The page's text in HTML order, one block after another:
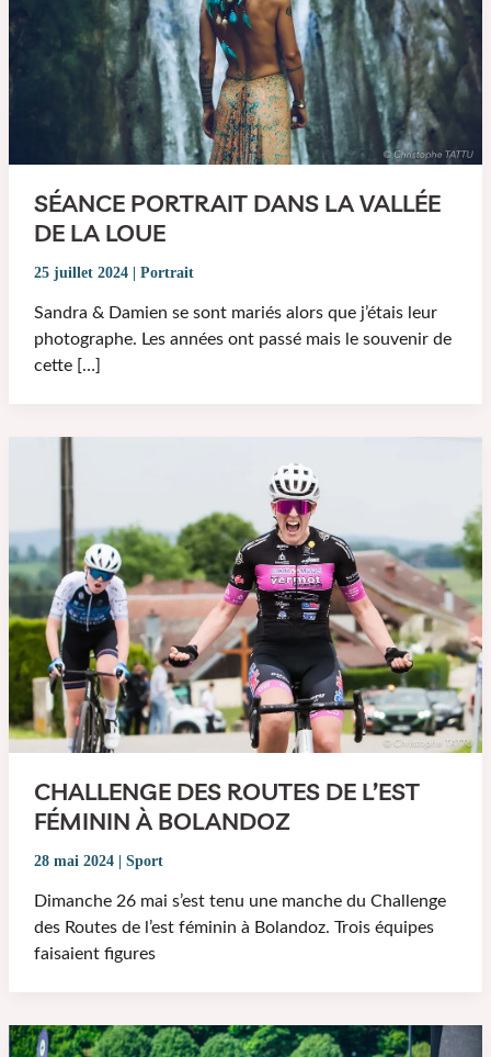
SÉANCE PORTRAIT DANS LA VALLÉE
DE LA LOUE
25 juillet 2024 Portrait
Sandra & Damien se sont mariés alors que j’étais leur
photographe. Les années ont passé mais le souvenir de
cette […]
CHALLENGE DES ROUTES DE L’EST
FÉMININ À BOLANDOZ
28 mai 2024 Sport
Dimanche 26 mai s’est tenu une manche du Challenge
des Routes de l’est féminin à Bolandoz. Trois équipes
faisaient figures